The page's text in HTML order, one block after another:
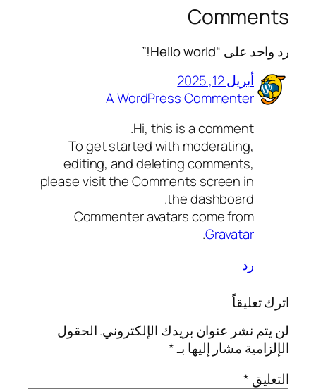
Comments
رد واحد على “Hello world!”
أبريل 12, 2025
A WordPress Commenter
Hi, this is a comment.
To get started with moderating,
editing, and deleting comments,
please visit the Comments screen in
the dashboard.
Commenter avatars come from
Gravatar
.
رد
اترك تعليقاً
لن يتم نشر عنوان بريدك الإلكتروني.الحقول
الإلزامية مشار إليها بـ*
التعليق *